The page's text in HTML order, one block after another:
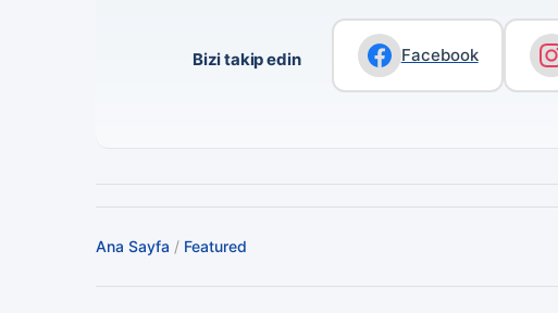
Bizi takip edin Facebook
Ana Sayfa / Featured